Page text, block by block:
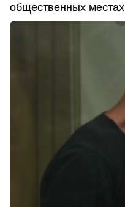
общественных местах